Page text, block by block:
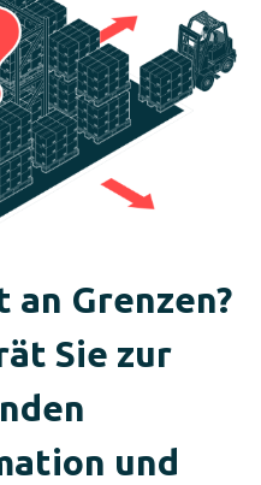
Grenzen?
Sie zur
und